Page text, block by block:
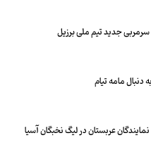
جدید تیم ملی برزیل
مامه تیام
عربستان در لیگ نخبگان آسیا